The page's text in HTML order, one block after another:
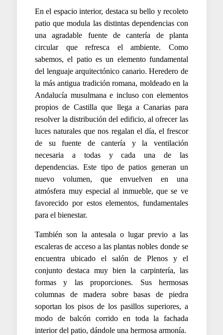
En el espacio interior, destaca su bello y recoleto
patio que modula las distintas dependencias con
una agradable fuente de cantería de planta
circular que refresca el ambiente. Como
sabemos, el patio es un elemento fundamental
del lenguaje arquitectónico canario. Heredero de
la más antigua tradición romana, moldeado en la
Andalucía musulmana e incluso con elementos
propios de Castilla que llega a Canarias para
resolver la distribución del edificio, al ofrecer las
luces naturales que nos regalan el día, el frescor
de su fuente de cantería y la ventilación
necesaria a todas y cada una de las
dependencias. Este tipo de patios generan un
nuevo volumen, que envuelven en una
atmósfera muy especial al inmueble, que se ve
favorecido por estos elementos, fundamentales
para el bienestar.
También son la antesala o lugar previo a las
escaleras de acceso a las plantas nobles donde se
encuentra ubicado el salón de Plenos y el
conjunto destaca muy bien la carpintería, las
formas y las proporciones. Sus hermosas
columnas de madera sobre basas de piedra
soportan los pisos de los pasillos superiores, a
modo de balcón corrido en toda la fachada
interior del patio, dándole una hermosa armonía.